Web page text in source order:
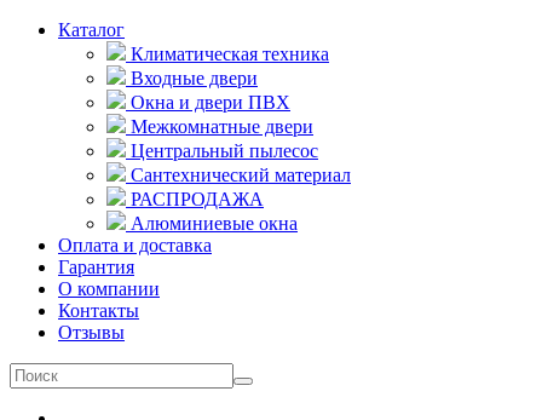
Каталог
Климатическая техника
Входные двери
Окна и двери ПВХ
Межкомнатные двери
Центральный пылесос
Сантехнический материал
РАСПРОДАЖА
Алюминиевые окна
Оплата и доставка
Гарантия
О компании
Контакты
Отзывы